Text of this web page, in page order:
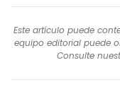
Este artículo puede
equipo editorial puede
Consulte